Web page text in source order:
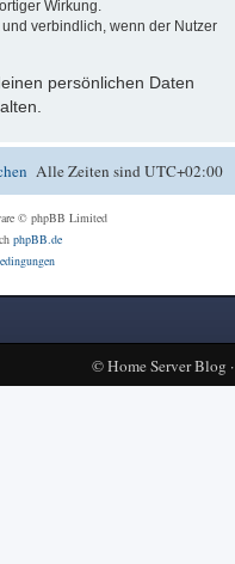
Wirkung.
verbindlich, wenn der Nutzer
persönlichen Daten
Alle Zeiten sindUTC+02:00
© phpBB Limited
phpBB.de
©Home Server Blog